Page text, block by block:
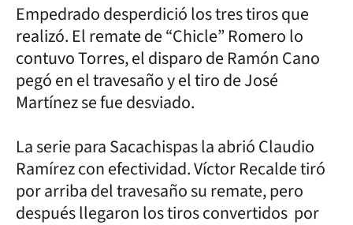
Empedrado desperdició los tres tiros que
realizó. El remate de “Chicle” Romero lo
contuvo Torres, el disparo de Ramón Cano
pegó en el travesaño y el tiro de José
Martínez se fue desviado.
La serie para Sacachispas la abrió Claudio
Ramírez con efectividad. Víctor Recalde tiró
por arriba del travesaño su remate, pero
después llegaron los tiros convertidos por